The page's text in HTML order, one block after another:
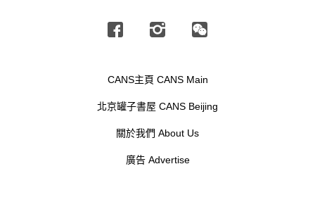
Facebook Instagram
廣告 Advertise
關於我們 About Us
CANS主頁 CANS Main
北京罐子書屋 CANS Beijing